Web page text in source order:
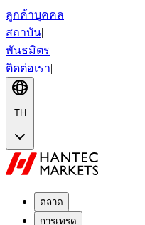
ลูกค้าบุคคล|
สถาบัน|
พันธมิตร
ติดต่อเรา|
TH
ตลาด
การเทรด